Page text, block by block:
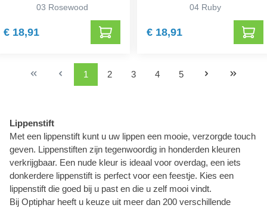
03 Rosewood
€ 18,91
04 Ruby
€ 18,91
1 2 3 4 5
Lippenstift
Met een lippenstift kunt u uw lippen een mooie, verzorgde touch
geven. Lippenstiften zijn tegenwoordig in honderden kleuren
verkrijgbaar. Een nude kleur is ideaal voor overdag, een iets
donkerdere lippenstift is perfect voor een feestje. Kies een
lippenstift die goed bij u past en die u zelf mooi vindt.
Bij Optiphar heeft u keuze uit meer dan 200 verschillende